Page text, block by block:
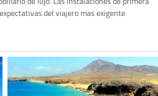
del viajero mas exigente.